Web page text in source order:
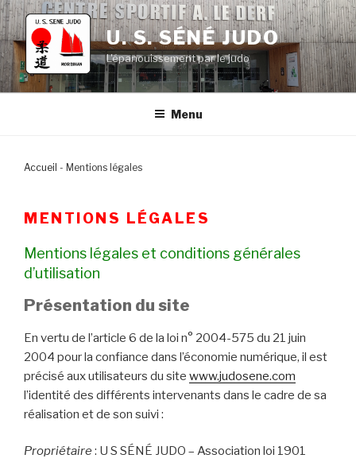
Aller
au
contenu
principal
U. S. SÉNÉ JUDO
L'épanouissement par le judo
Menu
Accueil - Mentions légales
MENTIONS LÉGALES
Mentions légales et conditions générales
d’utilisation
Présentation du site
En vertu de l’article 6 de la loi n° 2004-575 du 21 juin
2004 pour la confiance dans l’économie numérique, il est
précisé aux utilisateurs du site www.judosene.com
l’identité des différents intervenants dans le cadre de sa
réalisation et de son suivi :
Propriétaire : U S SÉNÉ JUDO – Association loi 1901